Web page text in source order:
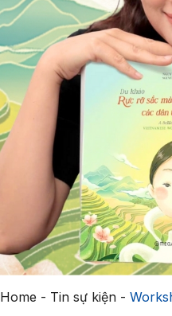
Home - Tin sự kiện-